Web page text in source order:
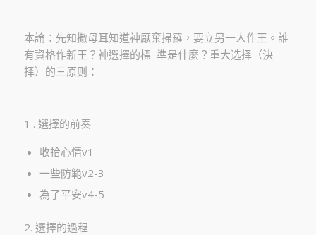
本論：先知撒母耳知道神厭棄掃羅，要立另一人作王。誰
有資格作新王？神選擇的標 準是什麼？重大选择（決
择）的三原则：
1 . 選擇的前奏
收拾心情v1
一些防範v2-3
為了平安v4-5
2. 選擇的過程